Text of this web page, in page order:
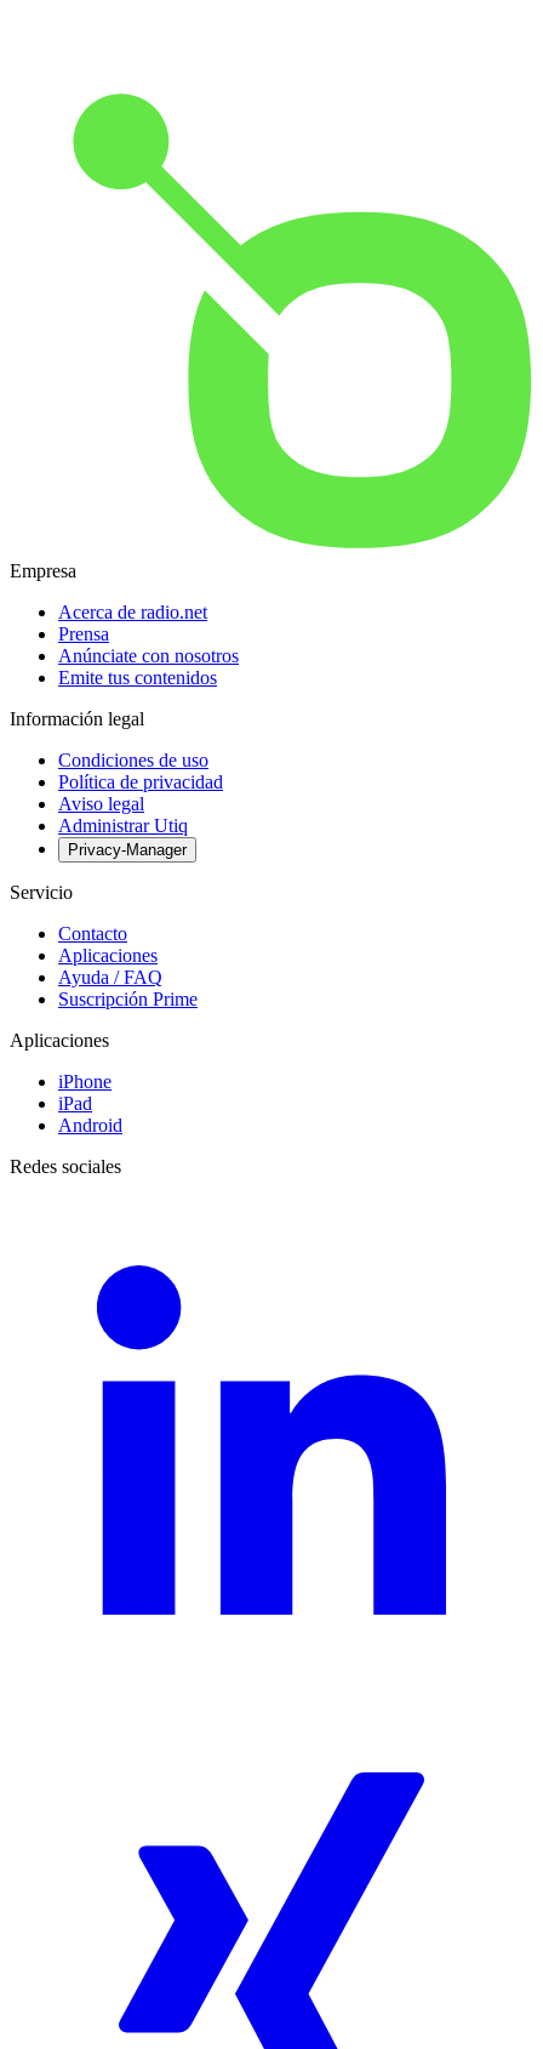
Empresa
Acerca de radio.net
Prensa
Anúnciate con nosotros
Emite tus contenidos
Información legal
Condiciones de uso
Política de privacidad
Aviso legal
Administrar Utiq
Privacy-Manager
Servicio
Contacto
Aplicaciones
Ayuda / FAQ
Suscripción Prime
Aplicaciones
iPhone
iPad
Android
Redes sociales